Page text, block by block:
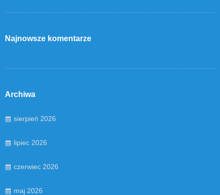
Najnowsze komentarze
Archiwa
sierpień 2026
lipiec 2026
czerwiec 2026
maj 2026